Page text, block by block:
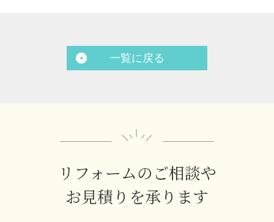
一覧に戻る
リフォームのご相談や
お見積りを承ります